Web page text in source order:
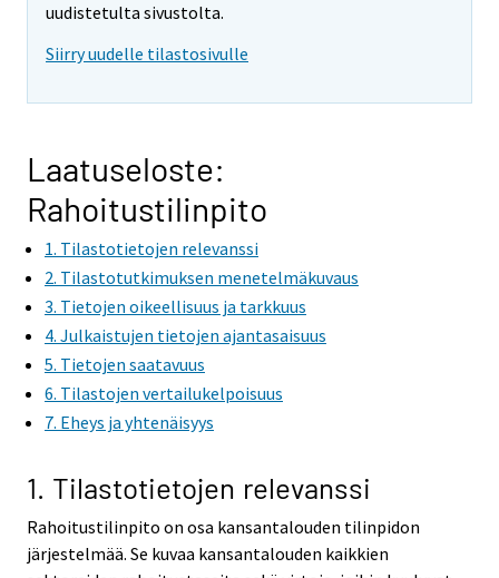
uudistetulta sivustolta.
Siirry uudelle tilastosivulle
Laatuseloste:
Rahoitustilinpito
1. Tilastotietojen relevanssi
2. Tilastotutkimuksen menetelmäkuvaus
3. Tietojen oikeellisuus ja tarkkuus
4. Julkaistujen tietojen ajantasaisuus
5. Tietojen saatavuus
6. Tilastojen vertailukelpoisuus
7. Eheys ja yhtenäisyys
1. Tilastotietojen relevanssi
Rahoitustilinpito on osa kansantalouden tilinpidon
järjestelmää. Se kuvaa kansantalouden kaikkien